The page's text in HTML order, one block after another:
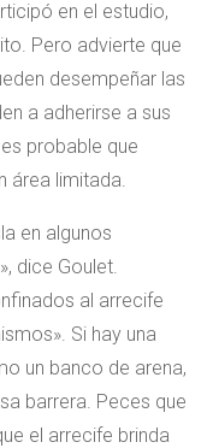
en el estudio,
Pero advierte que
desempeñar las
a adherirse a sus
probable que
área limitada.
en algunos
dice Goulet.
al arrecife
Si hay una
un banco de arena,
barrera. Peces que
el arrecife brinda